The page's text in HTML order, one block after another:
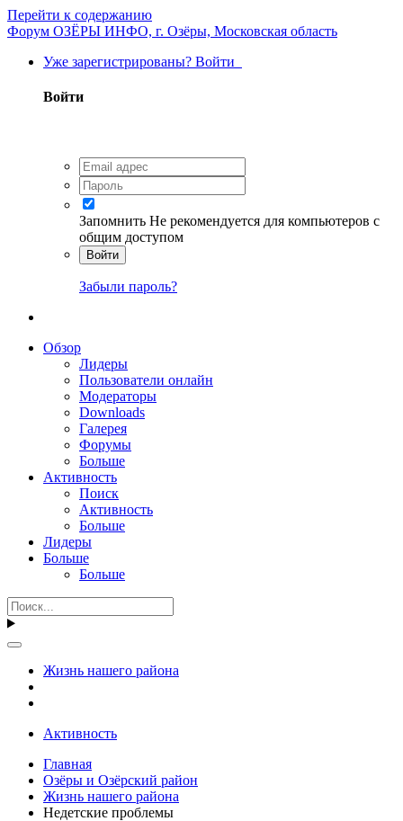
Перейти к содержанию
Форум ОЗЁРЫ ИНФО, г. Озёры, Московская область
Уже зарегистрированы? Войти
Войти
Запомнить Не рекомендуется для компьютеров с
общим доступом
Войти
Забыли пароль?
Обзор
Лидеры
Пользователи онлайн
Модераторы
Downloads
Галерея
Форумы
Больше
Активность
Поиск
Активность
Больше
Лидеры
Больше
Больше
Жизнь нашего района
Активность
Главная
Озёры и Озёрский район
Жизнь нашего района
Недетские проблемы